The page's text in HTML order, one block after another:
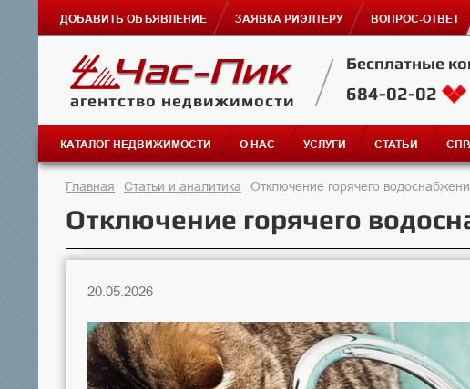
ДОБАВИТЬ ОБЪЯВЛЕНИЕ ЗАЯВКА РИЭЛТЕРУ ВОПРОС-ОТВЕТ
агентство недвижимости
Бесплатные
684-02-02
КАТАЛОГ НЕДВИЖИМОСТИ О НАС УСЛУГИ СТАТЬИ
Главная Статьи и аналитика Отключение горячего
Отключение горячего
20.05.2026